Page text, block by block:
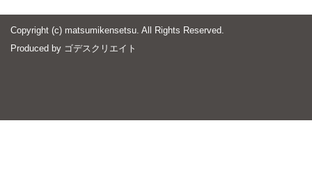
Copyright (c) matsumikensetsu. All Rights Reserved.
Produced by ゴデスクリエイト